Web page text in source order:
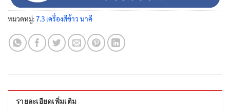
หมวดหมู่:7.3 เครื่องสีข้าว นาคี
รายละเอียดเพิ่มเติม